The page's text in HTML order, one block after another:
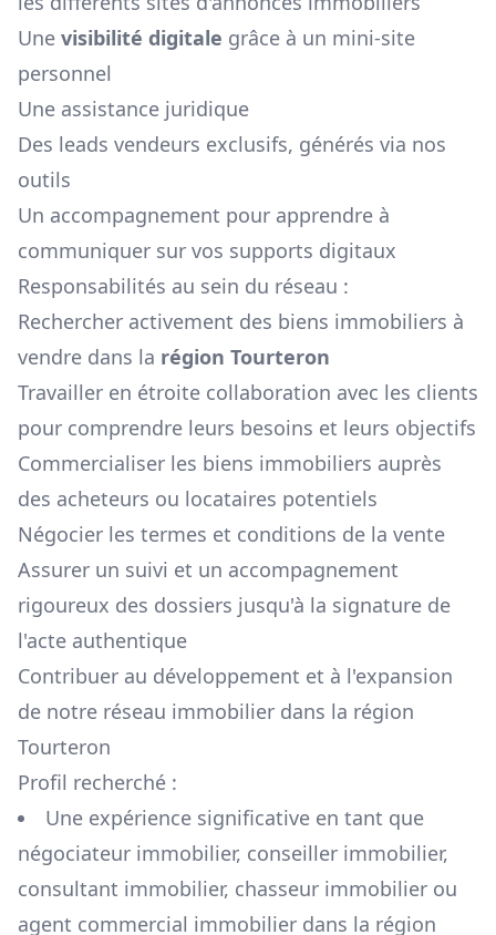
Une visibilité digitale grâce à un mini-site
personnel
Une assistance juridique
Des leads vendeurs exclusifs, générés via nos
outils
Un accompagnement pour apprendre à
communiquer sur vos supports digitaux
Responsabilités au sein du réseau :
Rechercher activement des biens immobiliers à
vendre dans la région Tourteron
Travailler en étroite collaboration avec les clients
pour comprendre leurs besoins et leurs objectifs
Commercialiser les biens immobiliers auprès
des acheteurs ou locataires potentiels
Négocier les termes et conditions de la vente
Assurer un suivi et un accompagnement
rigoureux des dossiers jusqu'à la signature de
l'acte authentique
Contribuer au développement et à l'expansion
de notre réseau immobilier dans la région
Tourteron
Profil recherché :
Une expérience significative en tant que
négociateur immobilier, conseiller immobilier,
consultant immobilier, chasseur immobilier ou
agent commercial immobilier dans la région